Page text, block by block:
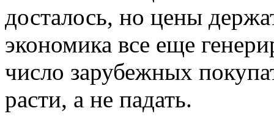
досталось, но цены
экономика все еще
число зарубежных
расти, а не падать.